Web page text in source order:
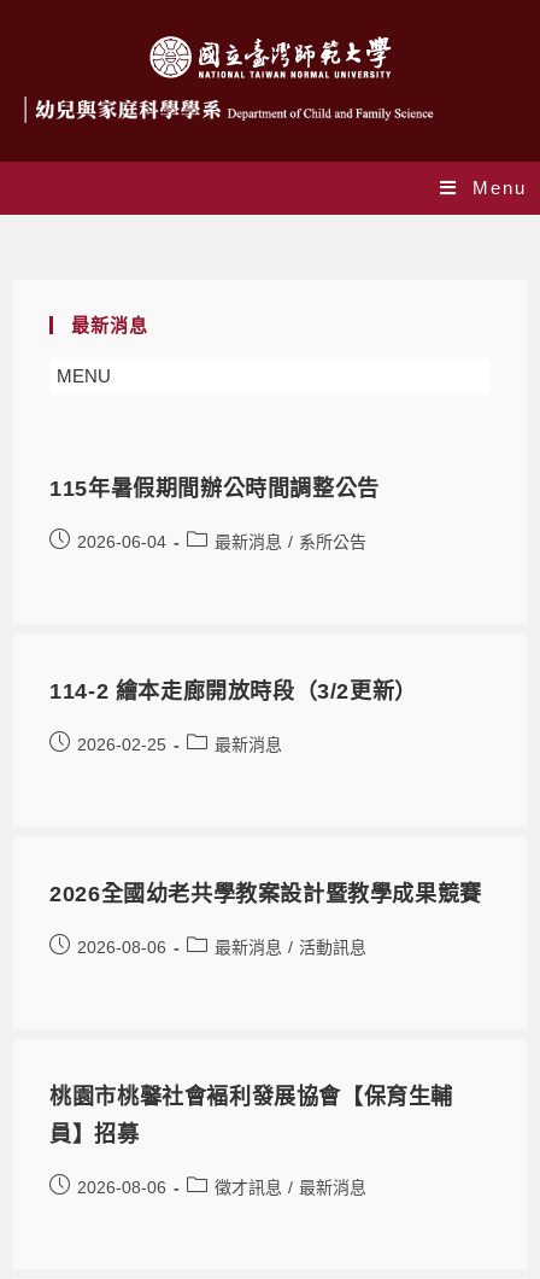
Menu
最新消息
MENU
115年暑假期間辦公時間調整公告
2026-06-04 最新消息 / 系所公告
114-2 繪本走廊開放時段（3/2更新）
2026-02-25 最新消息
2026全國幼老共學教案設計暨教學成果競賽
2026-08-06 最新消息 / 活動訊息
桃園市桃馨社會褔利發展協會【保育生輔
員】招募
2026-08-06 徵才訊息 / 最新消息